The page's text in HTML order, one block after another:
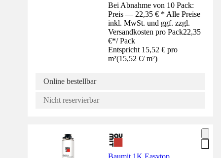
Bei Abnahme von 10 Pack:
Preis — 22,35 € * Alle Preise
inkl. MwSt. und ggf. zzgl.
Versandkosten pro Pack22,35
€*/ Pack
Entspricht 15,52 € pro
m²(15,52 €/ m²)
Online bestellbar
Nicht reservierbar
Baumit 1K Easytop